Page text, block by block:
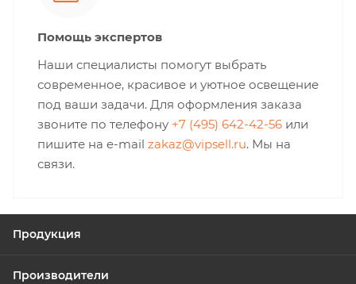
Помощь экспертов
Наши специалисты помогут выбрать
современное, красивое и уютное освещение
под ваши задачи. Для оформления заказа
звоните по телефону +7 (495) 642-42-56 или
пишите на e-mail zakaz@vipsell.ru. Мы на
связи.
Продукция
Производители